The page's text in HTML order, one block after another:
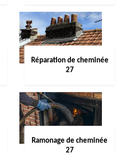
Réparation de cheminée
27
Ramonage de cheminée
27